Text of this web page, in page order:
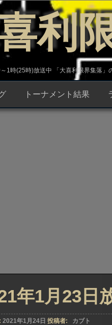
利
1時(25時)放送中 「大喜利限界集落
トーナメント結果
年1月23日
2021年1月24日 投稿者: カブト